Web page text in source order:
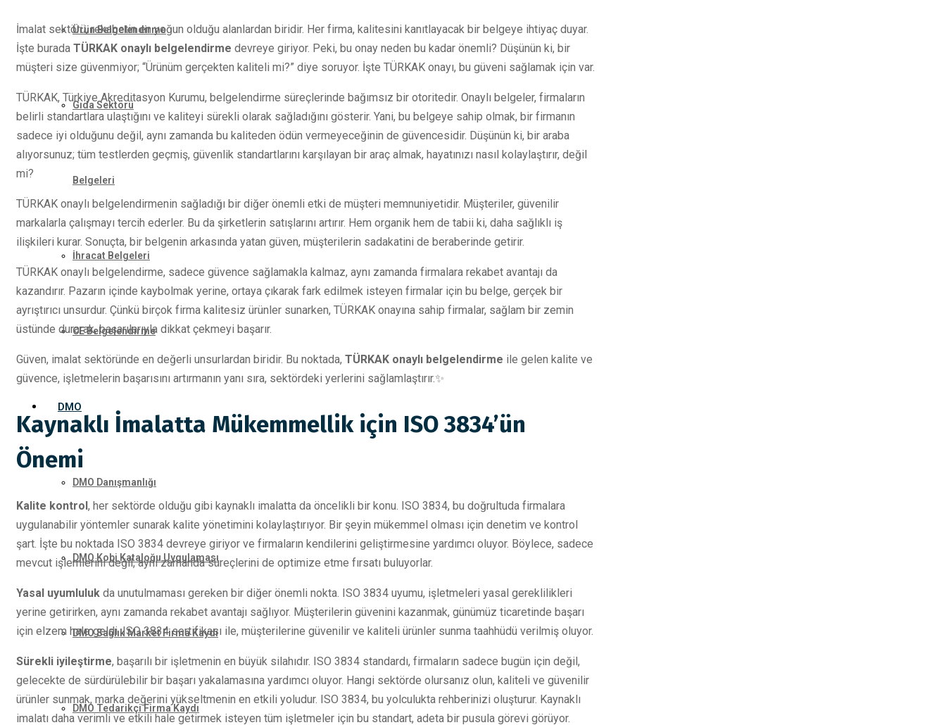
Ürün Belgelendirme
Gıda Sektörü
Belgeleri
İhracat Belgeleri
CE Belgelendirme
DMO
DMO Danışmanlığı
DMO Kobi Kataloğu Uygulaması
DMO Sağlık Market Firma Kaydı
DMO Tedarikçi Firma Kaydı
İmalat sektörü, rekabetin en yoğun olduğu alanlardan biridir. Her firma, kalitesini kanıtlayacak bir belgeye ihtiyaç duyar.
İşte burada TÜRKAK onaylı belgelendirme devreye giriyor. Peki, bu onay neden bu kadar önemli? Düşünün ki, bir
müşteri size güvenmiyor; “Ürünüm gerçekten kaliteli mi?” diye soruyor. İşte TÜRKAK onayı, bu güveni sağlamak için var.
TÜRKAK, Türkiye Akreditasyon Kurumu, belgelendirme süreçlerinde bağımsız bir otoritedir. Onaylı belgeler, firmaların
belirli standartlara ulaştığını ve kaliteyi sürekli olarak sağladığını gösterir. Yani, bu belgeye sahip olmak, bir firmanın
sadece iyi olduğunu değil, aynı zamanda bu kaliteden ödün vermeyeceğinin de güvencesidir. Düşünün ki, bir araba
alıyorsunuz; tüm testlerden geçmiş, güvenlik standartlarını karşılayan bir araç almak, hayatınızı nasıl kolaylaştırır, değil
mi?
TÜRKAK onaylı belgelendirmenin sağladığı bir diğer önemli etki de müşteri memnuniyetidir. Müşteriler, güvenilir
markalarla çalışmayı tercih ederler. Bu da şirketlerin satışlarını artırır. Hem organik hem de tabii ki, daha sağlıklı iş
ilişkileri kurar. Sonuçta, bir belgenin arkasında yatan güven, müşterilerin sadakatini de beraberinde getirir.
TÜRKAK onaylı belgelendirme, sadece güvence sağlamakla kalmaz, aynı zamanda firmalara rekabet avantajı da
kazandırır. Pazarın içinde kaybolmak yerine, ortaya çıkarak fark edilmek isteyen firmalar için bu belge, gerçek bir
ayrıştırıcı unsurdur. Çünkü birçok firma kalitesiz ürünler sunarken, TÜRKAK onayına sahip firmalar, sağlam bir zemin
üstünde durarak, başarılarıyla dikkat çekmeyi başarır.
Güven, imalat sektöründe en değerli unsurlardan biridir. Bu noktada, TÜRKAK onaylı belgelendirme ile gelen kalite ve
güvence, işletmelerin başarısını artırmanın yanı sıra, sektördeki yerlerini sağlamlaştırır.✨
Kaynaklı İmalatta Mükemmellik için ISO 3834’ün
Önemi
Kalite kontrol , her sektörde olduğu gibi kaynaklı imalatta da öncelikli bir konu. ISO 3834, bu doğrultuda firmalara
uygulanabilir yöntemler sunarak kalite yönetimini kolaylaştırıyor. Bir şeyin mükemmel olması için denetim ve kontrol
şart. İşte bu noktada ISO 3834 devreye giriyor ve firmaların kendilerini geliştirmesine yardımcı oluyor. Böylece, sadece
mevcut işlemlerini değil, aynı zamanda süreçlerini de optimize etme fırsatı buluyorlar.
Yasal uyumluluk da unutulmaması gereken bir diğer önemli nokta. ISO 3834 uyumu, işletmeleri yasal gereklilikleri
yerine getirirken, aynı zamanda rekabet avantajı sağlıyor. Müşterilerin güvenini kazanmak, günümüz ticaretinde başarı
için elzem hale geldi. ISO 3834 sertifikası ile, müşterilerine güvenilir ve kaliteli ürünler sunma taahhüdü verilmiş oluyor.
Sürekli iyileştirme, başarılı bir işletmenin en büyük silahıdır. ISO 3834 standardı, firmaların sadece bugün için değil,
gelecekte de sürdürülebilir bir başarı yakalamasına yardımcı oluyor. Hangi sektörde olursanız olun, kaliteli ve güvenilir
ürünler sunmak, marka değerini yükseltmenin en etkili yoludur. ISO 3834, bu yolculukta rehberinizi oluşturur. Kaynaklı
imalatı daha verimli ve etkili hale getirmek isteyen tüm işletmeler için bu standart, adeta bir pusula görevi görüyor.